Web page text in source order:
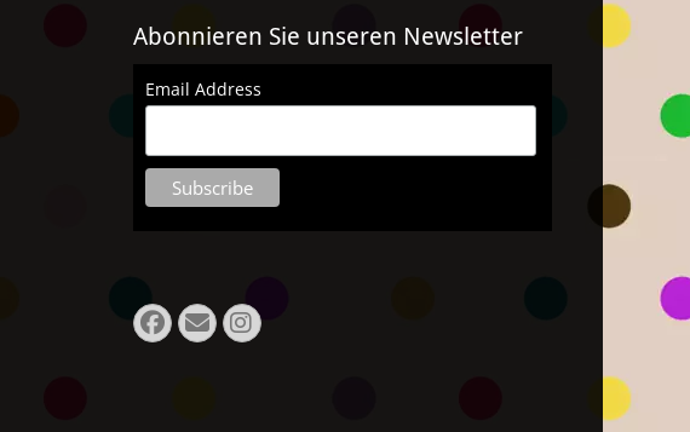
Abonnieren Sie unseren Newsletter
Email Address
Facebook
E-
Mail
Instagram